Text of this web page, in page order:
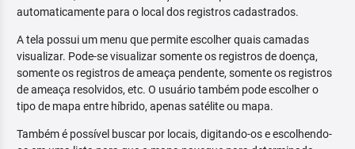
automaticamente para o local dos registros cadastrados.
A tela possui um menu que permite escolher quais camadas
visualizar. Pode-se visualizar somente os registros de doença,
somente os registros de ameaça pendente, somente os registros
de ameaça resolvidos, etc. O usuário também pode escolher o
tipo de mapa entre híbrido, apenas satélite ou mapa.
Também é possível buscar por locais, digitando-os e escolhendo-